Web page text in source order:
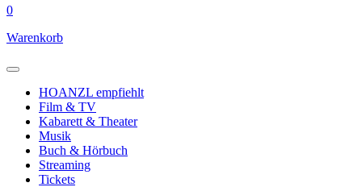
0
Warenkorb
HOANZL empfiehlt
Film & TV
Kabarett & Theater
Musik
Buch & Hörbuch
Streaming
Tickets